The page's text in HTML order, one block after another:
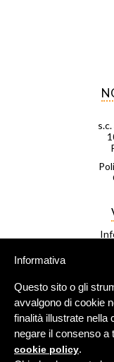
Informativa
Questo sito o gli
avvalgono di cookie
finalità illustrate nella
negare il consenso a
cookie policy.